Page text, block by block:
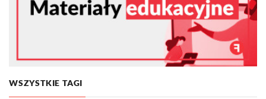
WSZYSTKIE TAGI